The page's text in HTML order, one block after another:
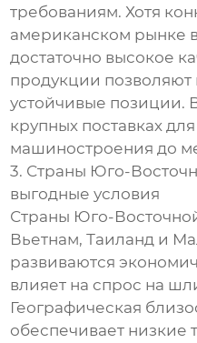
требованиям. Хотя
американском рынке
достаточно высокое
продукции позволяют
устойчивые позиции.
крупных поставках
машиностроения до
3. Страны Юго-
выгодные условия
Страны Юго-
Вьетнам, Таиланд и
развиваются
влияет на спрос на
Географическая
обеспечивает низкие